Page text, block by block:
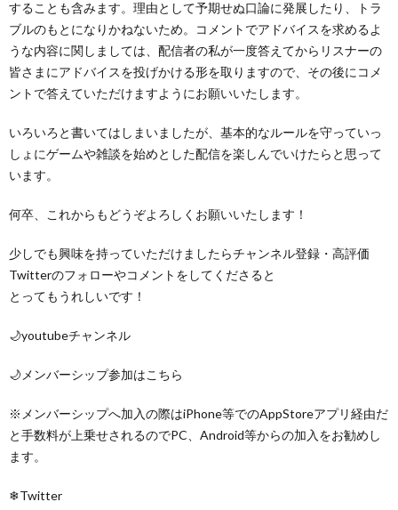
することも含みます。理由として予期せぬ口論に発展したり、トラ
ブルのもとになりかねないため。コメントでアドバイスを求めるよ
うな内容に関しましては、配信者の私が一度答えてからリスナーの
皆さまにアドバイスを投げかける形を取りますので、その後にコメ
ントで答えていただけますようにお願いいたします。
いろいろと書いてはしまいましたが、基本的なルールを守っていっ
しょにゲームや雑談を始めとした配信を楽しんでいけたらと思って
います。
何卒、これからもどうぞよろしくお願いいたします！
少しでも興味を持っていただけましたらチャンネル登録・高評価
Twitterのフォローやコメントをしてくださると
とってもうれしいです！
🌙youtubeチャンネル
🌙メンバーシップ参加はこちら
※メンバーシップへ加入の際はiPhone等でのAppStoreアプリ経由だ
と手数料が上乗せされるのでPC、Android等からの加入をお勧めし
ます。
❄Twitter